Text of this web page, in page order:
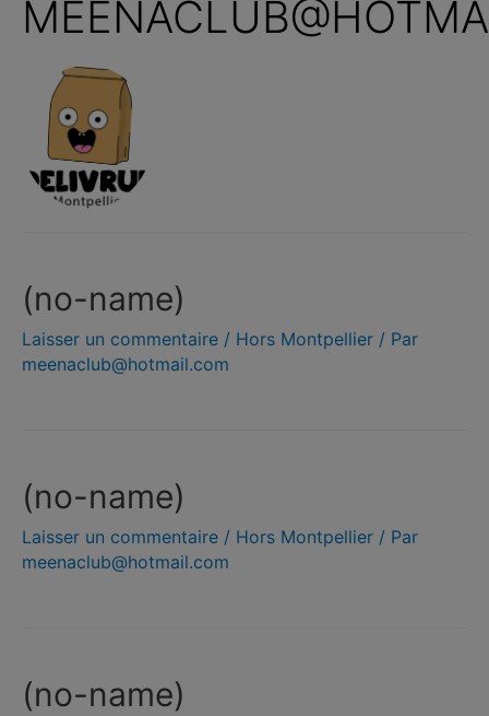
(no-name)
Laisser un commentaire / Hors Montpellier / Par
meenaclub@hotmail.com
(no-name)
Laisser un commentaire / Hors Montpellier / Par
meenaclub@hotmail.com
(no-name)